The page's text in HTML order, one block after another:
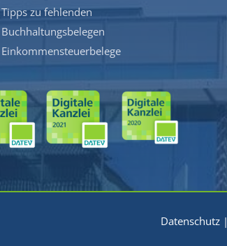
Tipps zu fehlenden
Buchhaltungsbelegen
Einkommensteuerbelege
Datenschutz|